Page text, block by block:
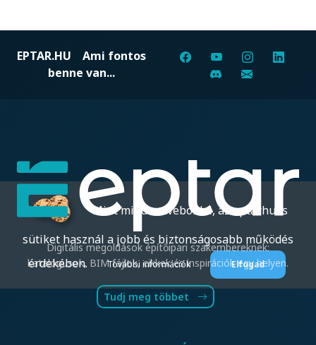
EPTAR.HU Ami fontos
benne van...
Digitális megoldások építőipari szakembereknek:
katalógusok, BIM fájlok, cikkek és inspirációk egy helyen.
Tudj meg többet
Mint minden weboldal, az eptar.hu is
sütiket használ a jobb és biztonságosabb működés
érdekében.További információk Elfogad